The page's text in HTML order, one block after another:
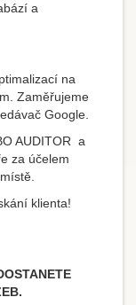
a
na
Zaměřujeme
Google.
AUDITOR a
za účelem
klienta!